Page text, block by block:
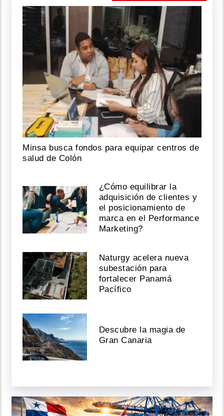
Minsa busca fondos para equipar centros de
salud de Colón
¿Cómo equilibrar la
adquisición de clientes y
el posicionamiento de
marca en el Performance
Marketing?
Naturgy acelera nueva
subestación para
fortalecer Panamá
Pacífico
Descubre la magia de
Gran Canaria